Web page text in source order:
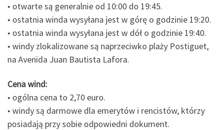
• otwarte są generalnie od 10:00 do 19:45.
• ostatnia winda wysyłana jest w górę o godzinie 19:20.
• ostatnia winda wysyłana jest w dół o godzinie 19:40.
• windy zlokalizowane są naprzeciwko plaży Postiguet,
na Avenida Juan Bautista Lafora.
Cena wind:
• ogólna cena to 2,70 euro.
• windy są darmowe dla emerytów i rencistów, którzy
posiadają przy sobie odpowiedni dokument.